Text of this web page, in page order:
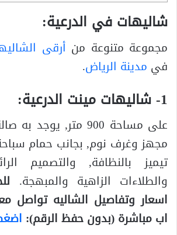
شاليهات في الدرعية:
مجموعة متنوعة من أرقى
في مدينة الرياض.
1- شاليهات مينت الدرعية:
على مساحة 900 متر,
مجهز وغرف نوم, بجانب حمام
تيميز بالنظافة, والتصميم
والطلاءات الزاهية والمبهجة.
اسعار وتفاصيل الشاليه تواصل
اب مباشرة (بدون حفظ الرقم):